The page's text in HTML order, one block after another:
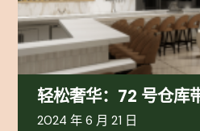
轻松奢华：72 号仓库
2024 年 6 月 21 日